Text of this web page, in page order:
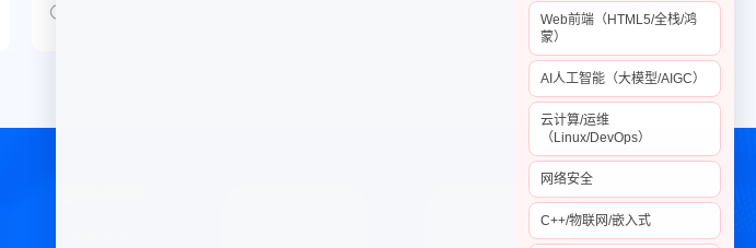
软件测试问答
Web前端（HTML5/全栈/鸿
蒙）
AI人工智能（大模型/AIGC）
云计算/运维
（Linux/DevOps）
网络安全
C++/物联网/嵌入式